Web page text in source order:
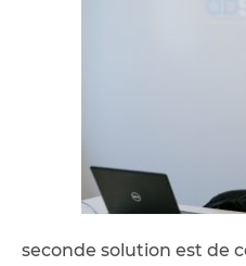
seconde solution est de